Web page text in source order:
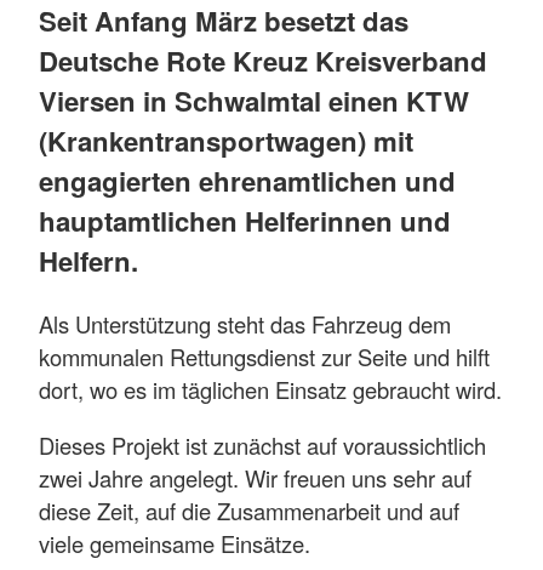
Seit Anfang März besetzt das
Deutsche Rote Kreuz Kreisverband
Viersen in Schwalmtal einen KTW
(Krankentransportwagen) mit
engagierten ehrenamtlichen und
hauptamtlichen Helferinnen und
Helfern.
Als Unterstützung steht das Fahrzeug dem
kommunalen Rettungsdienst zur Seite und hilft
dort, wo es im täglichen Einsatz gebraucht wird.
Dieses Projekt ist zunächst auf voraussichtlich
zwei Jahre angelegt. Wir freuen uns sehr auf
diese Zeit, auf die Zusammenarbeit und auf
viele gemeinsame Einsätze.